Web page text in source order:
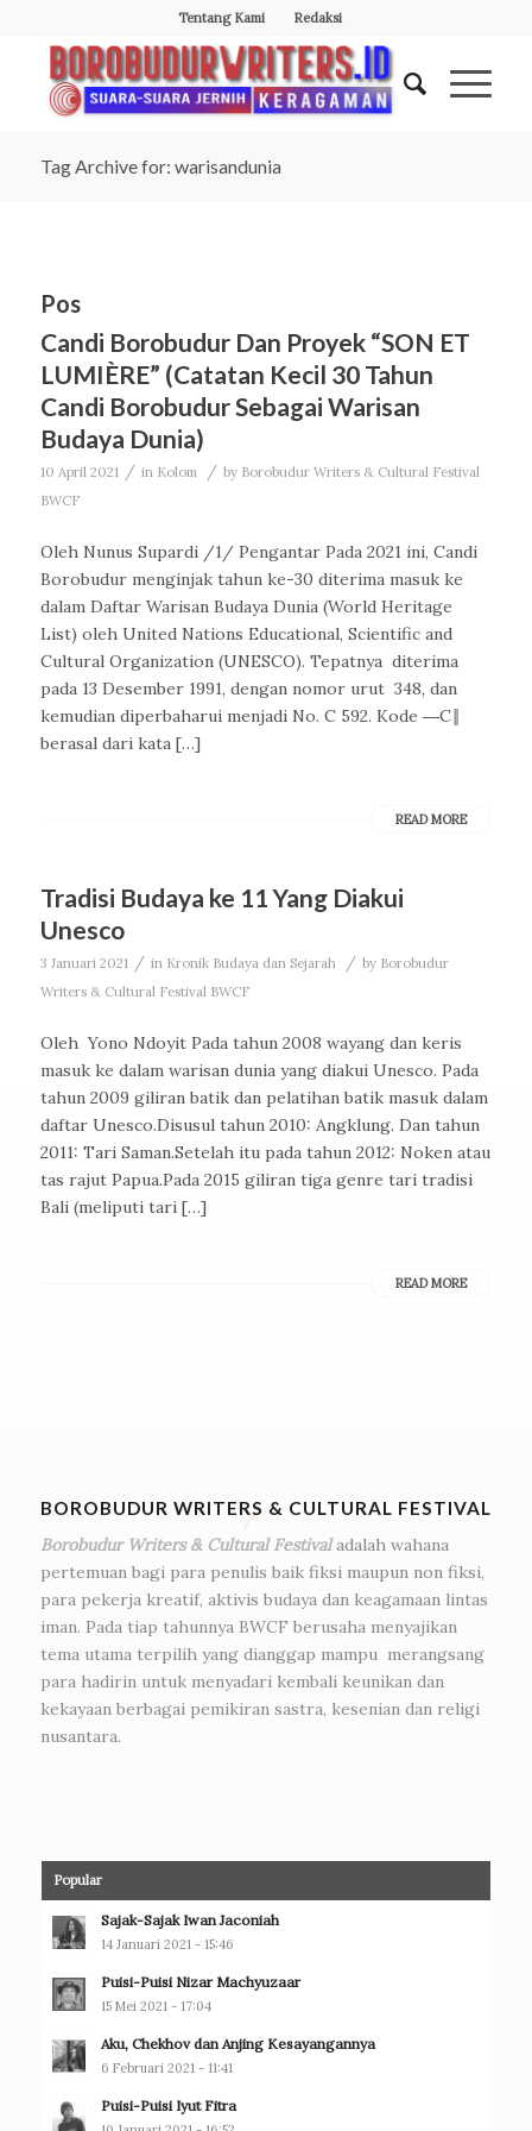
Tentang Kami Redaksi
Tag Archive for: warisandunia
Pos
Candi Borobudur Dan Proyek “SON ET
LUMIÈRE” (Catatan Kecil 30 Tahun
Candi Borobudur Sebagai Warisan
Budaya Dunia)
10 April 2021 / in Kolom / by Borobudur Writers & Cultural Festival
BWCF
Oleh Nunus Supardi /1/ Pengantar Pada 2021 ini, Candi
Borobudur menginjak tahun ke-30 diterima masuk ke
dalam Daftar Warisan Budaya Dunia (World Heritage
List) oleh United Nations Educational, Scientific and
Cultural Organization (UNESCO). Tepatnya diterima
pada 13 Desember 1991, dengan nomor urut 348, dan
kemudian diperbaharui menjadi No. C 592. Kode ―C‖
berasal dari kata […]
READ MORE
Tradisi Budaya ke 11 Yang Diakui
Unesco
3 Januari 2021 / in Kronik Budaya dan Sejarah / by Borobudur
Writers & Cultural Festival BWCF
Oleh Yono Ndoyit Pada tahun 2008 wayang dan keris
masuk ke dalam warisan dunia yang diakui Unesco. Pada
tahun 2009 giliran batik dan pelatihan batik masuk dalam
daftar Unesco.Disusul tahun 2010: Angklung. Dan tahun
2011: Tari Saman.Setelah itu pada tahun 2012: Noken atau
tas rajut Papua.Pada 2015 giliran tiga genre tari tradisi
Bali (meliputi tari […]
READ MORE
BOROBUDUR WRITERS & CULTURAL FESTIVAL
Borobudur Writers & Cultural Festivaladalah wahana
pertemuan bagi para penulis baik fiksi maupun non fiksi,
para pekerja kreatif, aktivis budaya dan keagamaan lintas
iman. Pada tiap tahunnya BWCF berusaha menyajikan
tema utama terpilih yang dianggap mampu merangsang
para hadirin untuk menyadari kembali keunikan dan
kekayaan berbagai pemikiran sastra, kesenian dan religi
nusantara.
Popular
Sajak-Sajak Iwan Jaconiah
14 Januari 2021 - 15:46
Puisi-Puisi Nizar Machyuzaar
15 Mei 2021 - 17:04
Aku, Chekhov dan Anjing Kesayangannya
6 Februari 2021 - 11:41
Puisi-Puisi Iyut Fitra